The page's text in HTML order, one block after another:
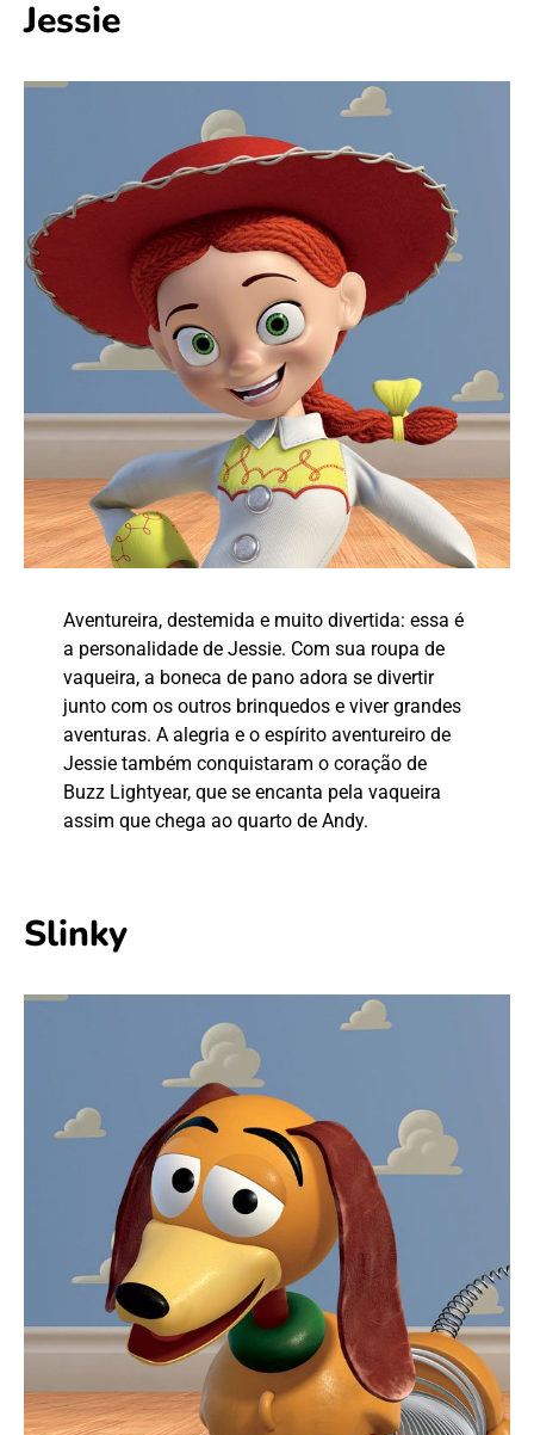
Jessie
Aventureira, destemida e muito divertida: essa é
a personalidade de Jessie. Com sua roupa de
vaqueira, a boneca de pano adora se divertir
junto com os outros brinquedos e viver grandes
aventuras. A alegria e o espírito aventureiro de
Jessie também conquistaram o coração de
Buzz Lightyear, que se encanta pela vaqueira
assim que chega ao quarto de Andy.
Slinky